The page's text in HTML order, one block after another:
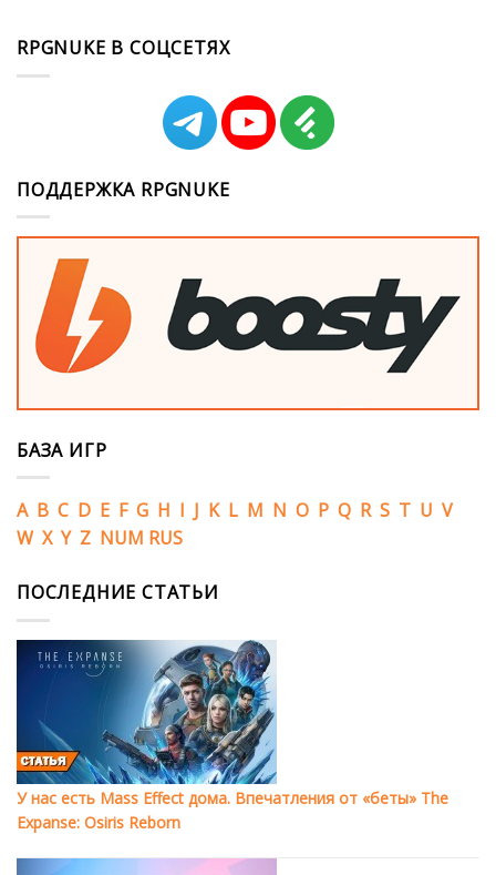
RPGNUKE В СОЦСЕТЯХ
ПОДДЕРЖКА RPGNUKE
БАЗА ИГР
A B C D E F G H I J K L M N O P Q R S T U V
W X Y Z NUM RUS
ПОСЛЕДНИЕ СТАТЬИ
У нас есть Mass Effect дома. Впечатления от «беты» The
Expanse: Osiris Reborn